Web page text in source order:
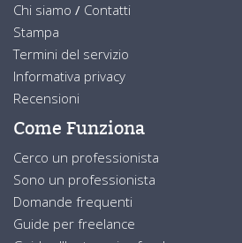
Chi siamo / Contatti
Stampa
Termini del servizio
Informativa privacy
Recensioni
Come Funziona
Cerco un professionista
Sono un professionista
Domande frequenti
Guide per freelance